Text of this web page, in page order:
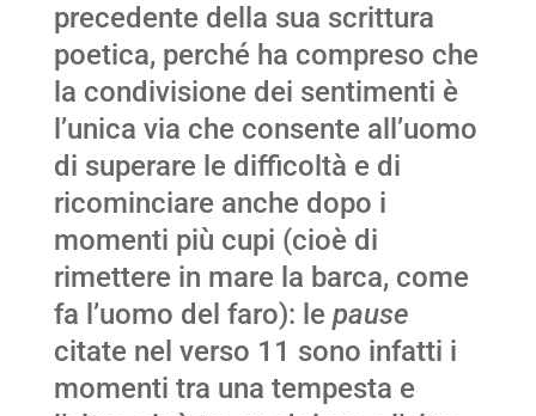
precedente della sua scrittura
poetica, perché ha compreso che
la condivisione dei sentimenti è
l’unica via che consente all’uomo
di superare le difficoltà e di
ricominciare anche dopo i
momenti più cupi (cioè di
rimettere in mare la barca, come
fa l’uomo del faro): le pause
citate nel verso 11 sono infatti i
momenti tra una tempesta e